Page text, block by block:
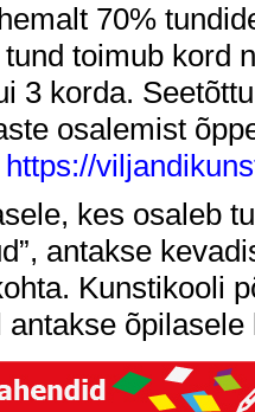
70%
toimub kord
3 korda.
osalemist
https://
kes osaleb
antakse
Kunstikooli
antakse